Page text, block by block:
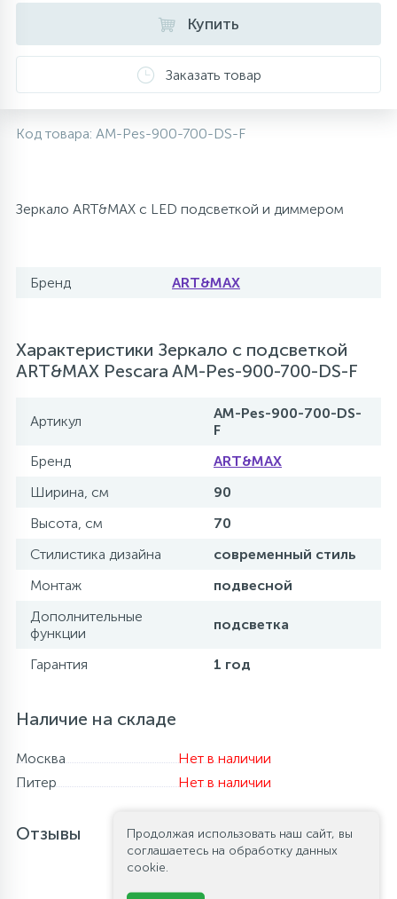
Напольные смесители
Душевые системы
Купить
Заказать товар
Код товара: AM-Pes-900-700-DS-F
Зеркало ART&MAX с LED подсветкой и диммером
Бренд ART&MAX
Характеристики Зеркало с подсветкой
ART&MAX Pescara AM-Pes-900-700-DS-F
Артикул
AM-Pes-900-700-DS-
F
Бренд
ART&MAX
Ширина, см
90
Высота, см
70
Стилистика дизайна
современный стиль
Монтаж
подвесной
Дополнительные
функции
подсветка
Гарантия 1 год
Наличие на складе
Москва
Нет в наличии
Питер
Нет в наличии
Отзывы
Продолжая использовать наш сайт, вы
соглашаетесь на обработку данных
cookie.